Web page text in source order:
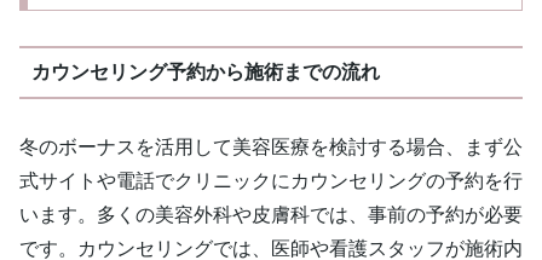
カウンセリング予約から施術までの流れ
冬のボーナスを活用して美容医療を検討する場合、まず公
式サイトや電話でクリニックにカウンセリングの予約を行
います。多くの美容外科や皮膚科では、事前の予約が必要
です。カウンセリングでは、医師や看護スタッフが施術内